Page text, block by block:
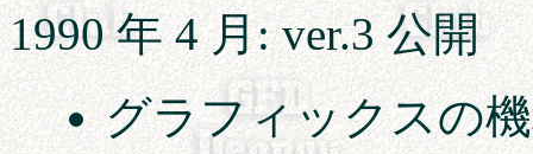
1990 年 4 月: ver.3 公開
グラフィックスの